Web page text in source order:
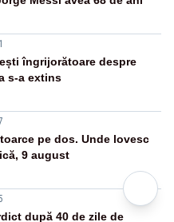
îngrijorătoare despre
s-a extins
pe dos. Unde lovesc
9 august
după 40 de zile de